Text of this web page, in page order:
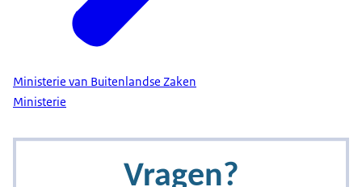
Ministerie van Buitenlandse Zaken
Ministerie